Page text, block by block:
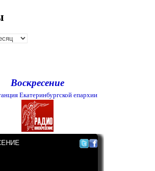
Воскресение
Екатеринбургской епархии